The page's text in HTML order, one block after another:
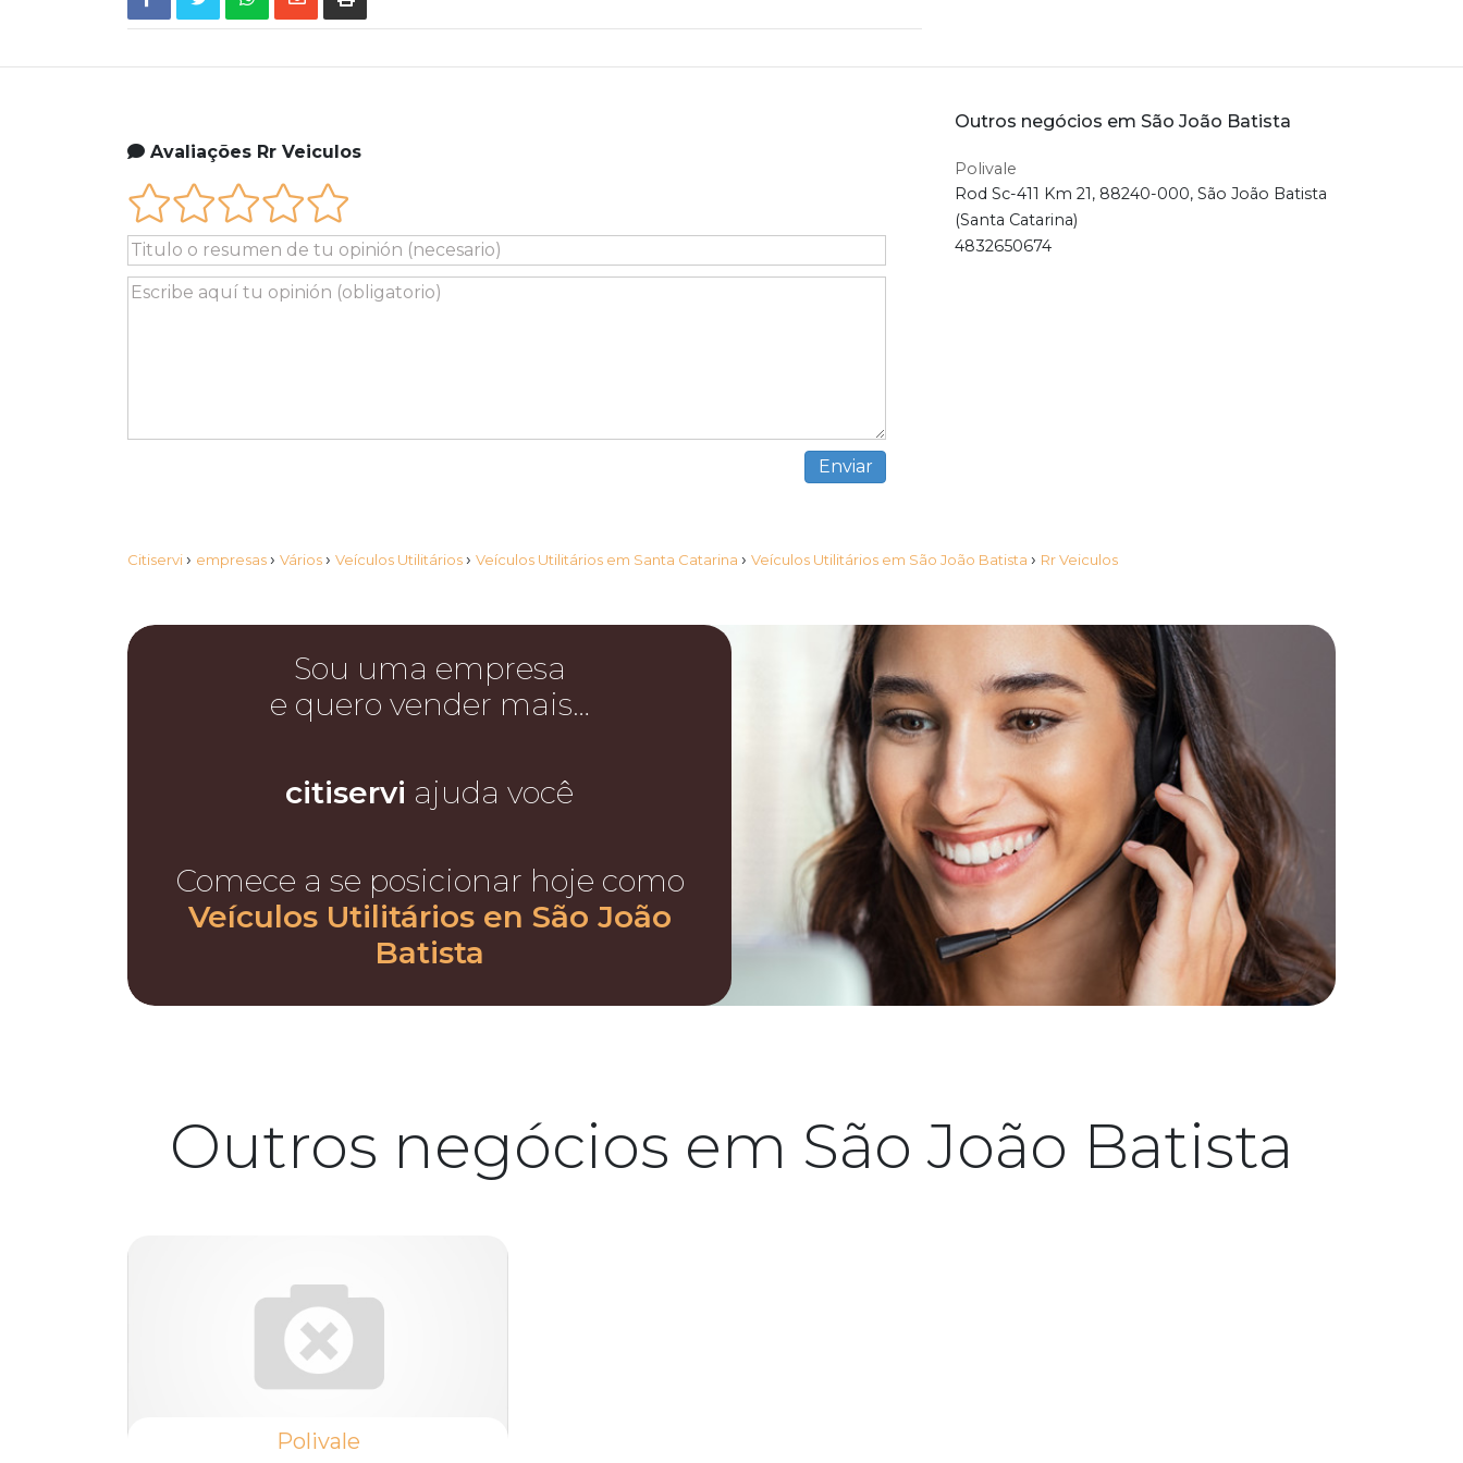
Avaliações Rr Veiculos
Outros negócios em São João Batista
Polivale
Rod Sc-411 Km 21, 88240-000, São João Batista
(Santa Catarina)
4832650674
Citiservi › empresas › Vários › Veículos Utilitários › Veículos Utilitários em Santa Catarina › Veículos Utilitários em São João Batista › Rr Veiculos
Sou uma empresa
e quero vender mais…
citiservi ajuda você
Comece a se posicionar hoje como
Veículos Utilitários en São João
Batista
Outros negócios em São João Batista
Polivale